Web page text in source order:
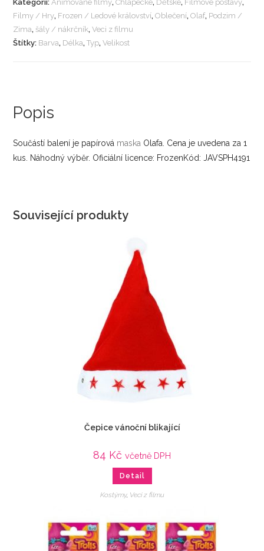
Kategorií:Animované filmy,Chlapecké, Dětské, Filmové postavy,
Filmy / Hry, Frozen / Ledové království,Oblečení,Olaf, Podzim /
Zima, šály / nákrčník,Veci z filmu
Štítky: Barva, Délka,Typ,Velikost
Popis
Součástí balení je papírová maska Olafa. Cena je uvedena za 1
kus. Náhodný výběr. Oficiální licence: FrozenKód: JAVSPH4191
Související produkty
Čepice vánoční blikající
84 Kč včetně DPH
Detail
Kostýmy, Veci z filmu